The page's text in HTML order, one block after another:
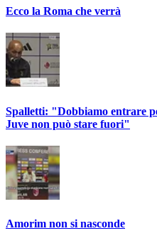
Ecco la Roma che verrà
Spalletti: "Dobbiamo entrare
Juve non può stare fuori"
Amorim non si nasconde